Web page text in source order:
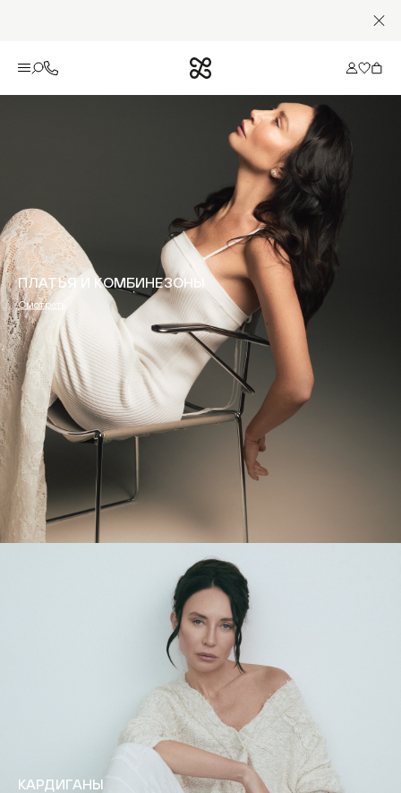
ПЛАТЬЯ И КОМБИНЕЗОНЫ
Смотреть
КАРДИГАНЫ